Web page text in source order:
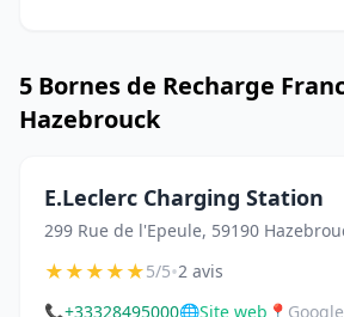
5 Bornes de Recharge
Hazebrouck
E.Leclerc Charging Station
299 Rue de l'Epeule, 59190
★★★★★5/5•2 avis
📞+33328495000🌐Site web 📍